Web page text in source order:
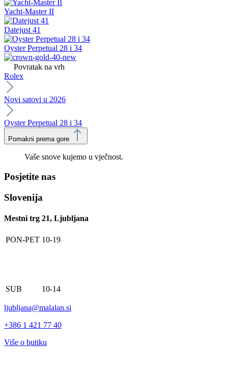
Yacht-Master II
Datejust 41
Oyster Perpetual 28 i 34
Povratak na vrh
Rolex
Novi satovi u 2026
Oyster Perpetual 28 i 34
Pomakni prema gore
Vaše snove kujemo u vječnost.
Posjetite nas
Slovenija
Mestni trg 21, Ljubljana
PON-PET 10-19
SUB 10-14
ljubljana@malalan.si
+386 1 421 77 40
Više o butiku